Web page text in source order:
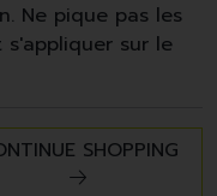
Ne pique pas les
s'appliquer sur le
SHOPPING